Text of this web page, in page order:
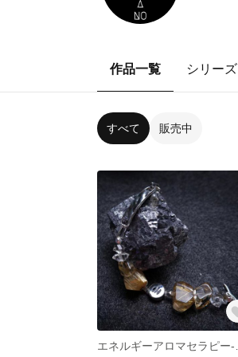
作品一覧 シリーズ
すべて 販売中